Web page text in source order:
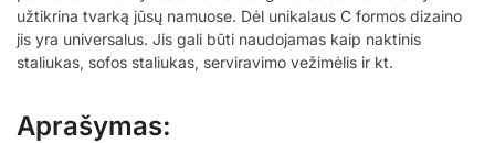
užtikrina tvarką jūsų namuose. Dėl unikalaus C formos dizaino
jis yra universalus. Jis gali būti naudojamas kaip naktinis
staliukas, sofos staliukas, serviravimo vežimėlis ir kt.
Aprašymas: